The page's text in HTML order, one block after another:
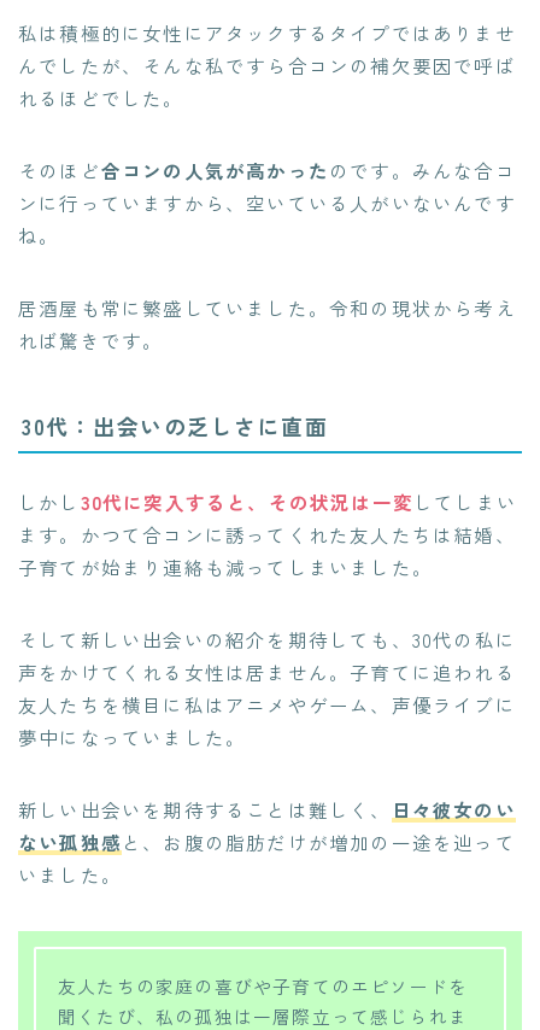
私は積極的に女性にアタックするタイプではありませ
んでしたが、そんな私ですら合コンの補欠要因で呼ば
れるほどでした。
そのほど合コンの人気が高かった のです。みんな合コ
ンに行っていますから、空いている人がいないんです
ね。
居酒屋も常に繁盛していました。令和の現状から考え
れば驚きです。
30代：出会いの乏しさに直面
しかし 30代に突入すると、その状況は一変 してしまい
ます。かつて合コンに誘ってくれた友人たちは結婚、
子育てが始まり連絡も減ってしまいました。
そして新しい出会いの紹介を期待しても、30代の私に
声をかけてくれる女性は居ません。子育てに追われる
友人たちを横目に私はアニメやゲーム、声優ライブに
夢中になっていました。
新しい出会いを期待することは難しく、
日々彼女のい
ない孤独感 と、お腹の脂肪だけが増加の一途を辿って
いました。
友人たちの家庭の喜びや子育てのエピソードを
聞くたび、私の孤独は一層際立って感じられま